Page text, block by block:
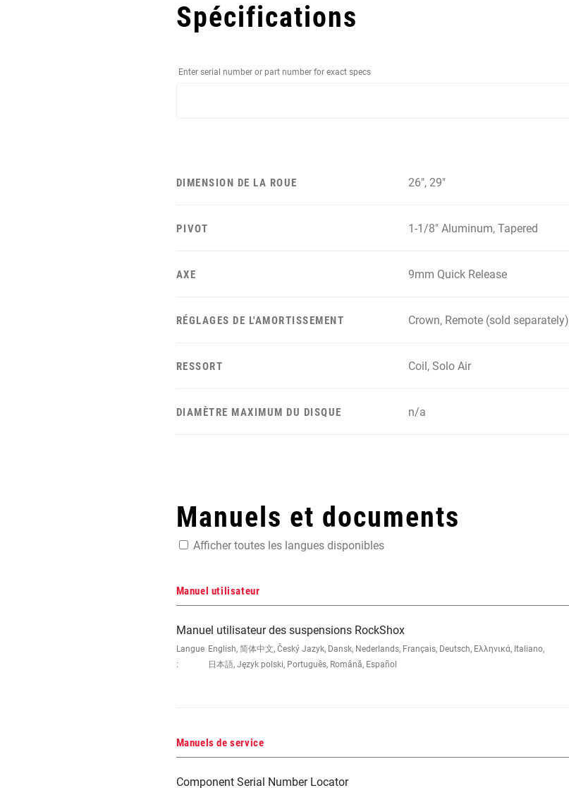
Spécifications
Enter serial number or part number for exact specs
DIMENSION DE LA ROUE 26", 29"
PIVOT 1-1/8" Aluminum, Tapered
AXE 9mm Quick Release
RÉGLAGES DE L'AMORTISSEMENT Crown, Remote (sold separately)
RESSORT Coil, Solo Air
DIAMÈTRE MAXIMUM DU DISQUE n/a
Manuels et documents
Afficher toutes les langues disponibles
Manuel utilisateur
Manuel utilisateur des suspensions RockShox
Langue
:
English, 简体中文, Český Jazyk, Dansk, Nederlands, Français, Deutsch, Ελληνικά, Italiano,
日本語, Język polski, Português, Română, Español
Manuels de service
Component Serial Number Locator